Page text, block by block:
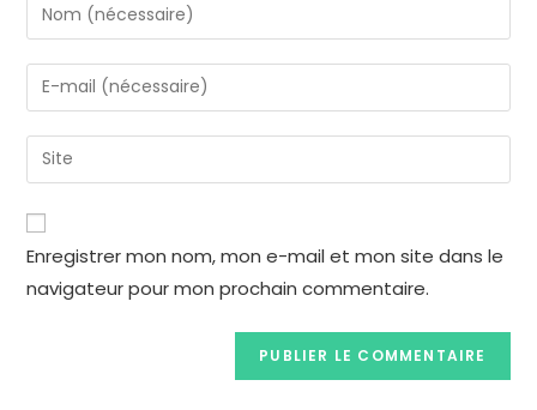
Enregistrer mon nom, mon e-mail et mon site dans le
navigateur pour mon prochain commentaire.